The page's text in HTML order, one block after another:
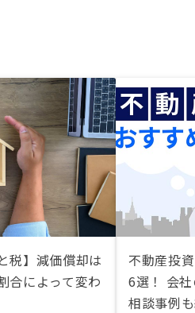
税】減価償却は
合によって変わ
不動産投
6選！ 会
相談事例